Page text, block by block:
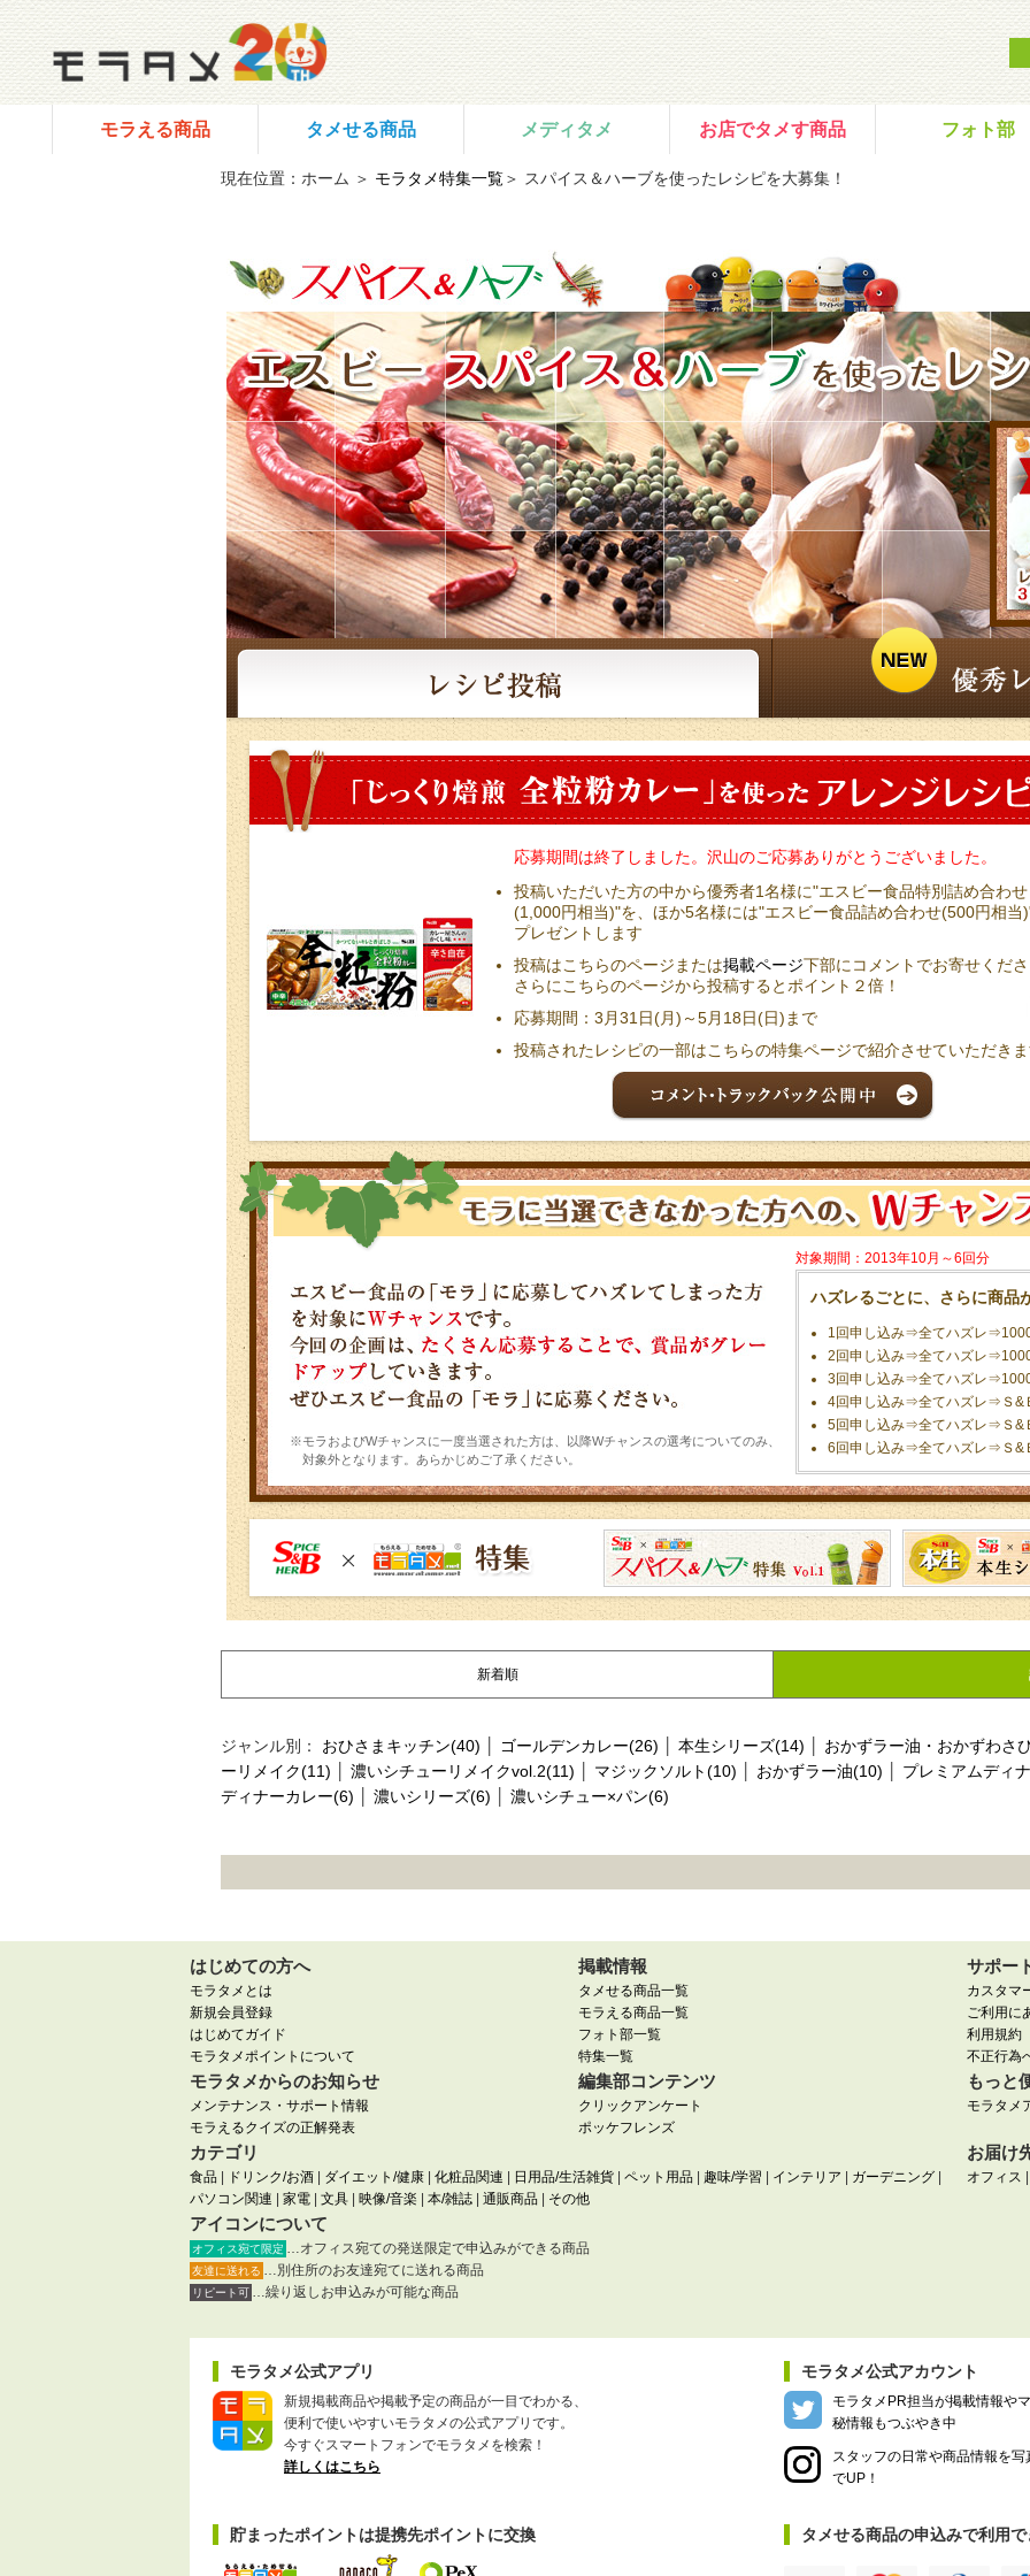
モラえる商品 タメせる商品 メディタメ お店でタメす商品 フォト部
現在位置：ホーム ＞ モラタメ特集一覧＞ スパイス＆ハーブを使ったレシピを大募集！
応募期間は終了しました。沢山のご応募ありがとうございました。
投稿いただいた方の中から優秀者1名様に"エスビー食品特別詰め合わせ
(1,000円相当)"を、ほか5名様には"エスビー食品詰め合わせ(500円相当
プレゼントします
投稿はこちらのページまたは掲載ページ下部にコメントでお寄せくだ
さらにこちらのページから投稿するとポイント２倍！
応募期間： 3月31日(月)～5月18日(日) まで
投稿されたレシピの一部はこちらの特集ページで紹介させていただき
※モラおよびWチャンスに一度当選された方は、以降Wチャンスの選考についてのみ、
対象外となります。あらかじめご了承ください。
対象期間：2013年10月～6回分
ハズレるごとに、さらに商品
1回申し込み⇒全てハズレ
2回申し込み⇒全てハズレ
3回申し込み⇒全てハズレ
4回申し込み⇒全てハズレ⇒Ｓ&
5回申し込み⇒全てハズレ⇒Ｓ&
6回申し込み⇒全てハズレ⇒Ｓ&
新着順
ジャンル別： おひさまキッチン(40) ゴールデンカレー(26) 本生シリーズ(14)
おかずラー油・おかずわさ
ーリメイク(11)
濃いシチューリメイクvol.2(11) マジックソルト(10) おかずラー油(10)
プレミアムディ
ディナーカレー(6)
濃いシリーズ(6) 濃いシチュー×パン(6)
はじめての方へ
モラタメとは
新規会員登録
はじめてガイド
モラタメポイントについて
掲載情報
タメせる商品一覧
モラえる商品一覧
フォト部一覧
特集一覧
サポー
カスタマ
ご利用に
利用規約
不正行為
モラタメからのお知らせ
メンテナンス・サポート情報
モラえるクイズの正解発表
編集部コンテンツ
クリックアンケート
ポッケフレンズ
もっと
モラタメ
カテゴリ
食品 ドリンク/お酒 ダイエット/健康 化粧品関連 日用品/生活雑貨 ペット用品 趣味/学習 インテリア ガーデニング
パソコン関連
家電 文具 映像/音楽 本/雑誌 通販商品 その他
お届け
オフィス
アイコンについて
オフィス宛て限定 …オフィス宛ての発送限定で申込みができる商品
友達に送れる …別住所のお友達宛てに送れる商品
リピート可 …繰り返しお申込みが可能な商品
モラタメ公式アプリ
新規掲載商品や掲載予定の商品が一目でわかる、
便利で使いやすいモラタメの公式アプリです。
今すぐスマートフォンでモラタメを検索！
詳しくはこちら
モラタメ公式アカウント
モラタメPR担当が掲載情報や
秘情報もつぶやき中
スタッフの日常や商品情報を写
でUP！
貯まったポイントは提携先ポイントに交換 タメせる商品の申込みで利用